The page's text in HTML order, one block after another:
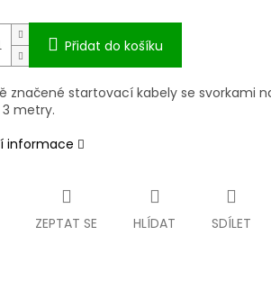
Přidat do košíku
značené startovací kabely se svorkami
metry.
informace
ZEPTAT SE HLÍDAT SDÍLET